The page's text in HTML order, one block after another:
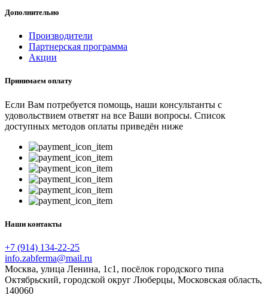
Дополнительно
Производители
Партнерская программа
Акции
Принимаем оплату
Если Вам потребуется помощь, наши консультанты с
удовольствием ответят на все Ваши вопросы. Список
доступных методов оплаты приведён ниже
Наши контакты
+7 (914) 134-22-25
info.zabferma@mail.ru
Москва, улица Ленина, 1с1, посёлок городского типа
Октябрьский, городской округ Люберцы, Московская область,
140060